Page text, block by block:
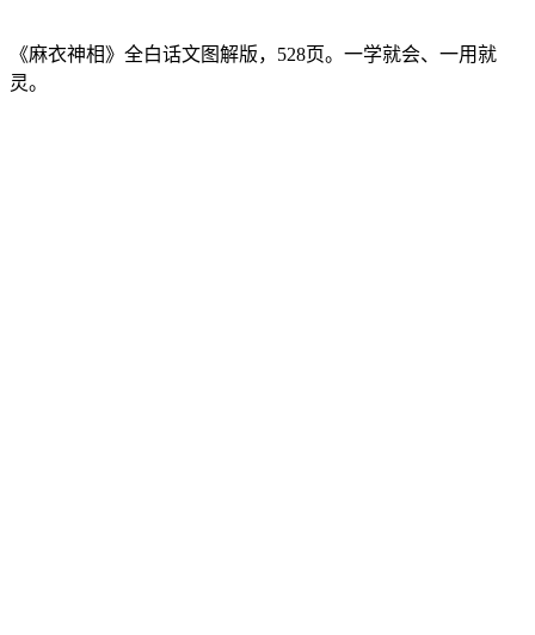
《麻衣神相》全白话文图解版，528页。一学就会、一用就
灵。